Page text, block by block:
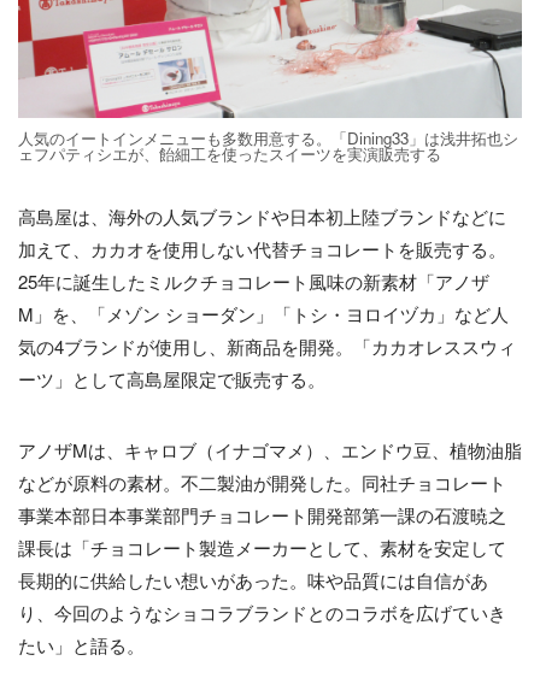
人気のイートインメニューも多数用意する。「Dining33」は浅井拓也シ
ェフパティシエが、飴細工を使ったスイーツを実演販売する
高島屋は、海外の人気ブランドや日本初上陸ブランドなどに
加えて、カカオを使用しない代替チョコレートを販売する。
25年に誕生したミルクチョコレート風味の新素材「アノザ
M」を、「メゾン ショーダン」「トシ・ヨロイヅカ」など人
気の4ブランドが使用し、新商品を開発。「カカオレススウィ
ーツ」として高島屋限定で販売する。
アノザMは、キャロブ（イナゴマメ）、エンドウ豆、植物油脂
などが原料の素材。不二製油が開発した。同社チョコレート
事業本部日本事業部門チョコレート開発部第一課の石渡暁之
課長は「チョコレート製造メーカーとして、素材を安定して
長期的に供給したい想いがあった。味や品質には自信があ
り、今回のようなショコラブランドとのコラボを広げていき
たい」と語る。